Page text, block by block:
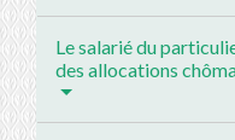
Le salarié du
des allocations